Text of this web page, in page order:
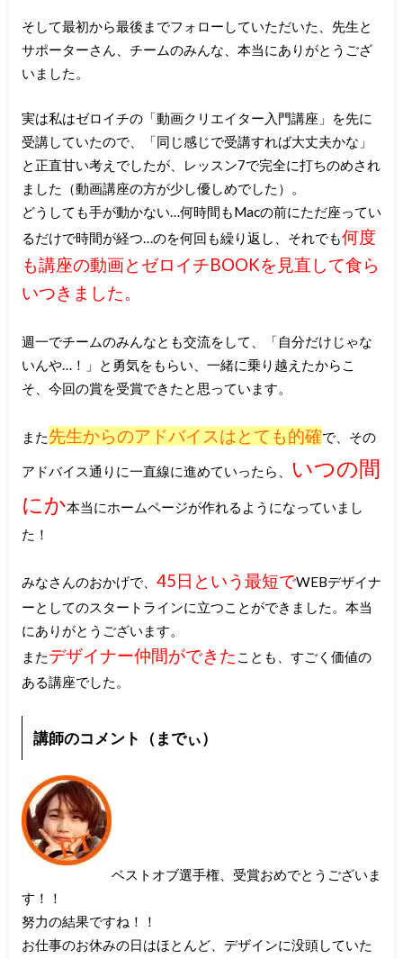
そして最初から最後までフォローしていただいた、先生と
サポーターさん、チームのみんな、本当にありがとうござ
いました。
実は私はゼロイチの「動画クリエイター入門講座」を先に
受講していたので、「同じ感じで受講すれば大丈夫かな」
と正直甘い考えでしたが、レッスン7で完全に打ちのめされ
ました（動画講座の方が少し優しめでした）。
どうしても手が動かない…何時間もMacの前にただ座ってい
るだけで時間が経つ…のを何回も繰り返し、それでも何度
も講座の動画とゼロイチBOOKを見直して食ら
いつきました。
週一でチームのみんなとも交流をして、「自分だけじゃな
いんや…！」と勇気をもらい、一緒に乗り越えたからこ
そ、今回の賞を受賞できたと思っています。
また先生からのアドバイスはとても的確で、その
アドバイス通りに一直線に進めていったら、
いつの間
にか本当にホームページが作れるようになっていまし
た！
みなさんのおかげで、 45日という最短でWEBデザイナ
ーとしてのスタートラインに立つことができました。本当
にありがとうございます。
またデザイナー仲間ができた ことも、すごく価値の
ある講座でした。
講師のコメント（までぃ）
ベストオブ選手権、受賞おめでとうございま
す！！
努力の結果ですね！！
お仕事のお休みの日はほとんど、デザインに没頭していた